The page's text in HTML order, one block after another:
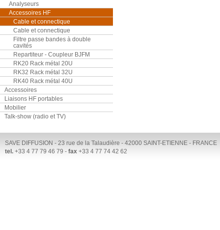
Analyseurs
Accessoires HF
Cable et connectique
Cable et connectique
Filtre passe bandes à double
cavités
Repartiteur - Coupleur BJFM
RK20 Rack métal 20U
RK32 Rack métal 32U
RK40 Rack métal 40U
Accessoires
Liaisons HF portables
Mobilier
Talk-show (radio et TV)
SAVE DIFFUSION - 23 rue de la Talaudière - 42000 SAINT-ETIENNE - FRANCE
tel. +33 4 77 79 46 79 - fax +33 4 77 74 42 62